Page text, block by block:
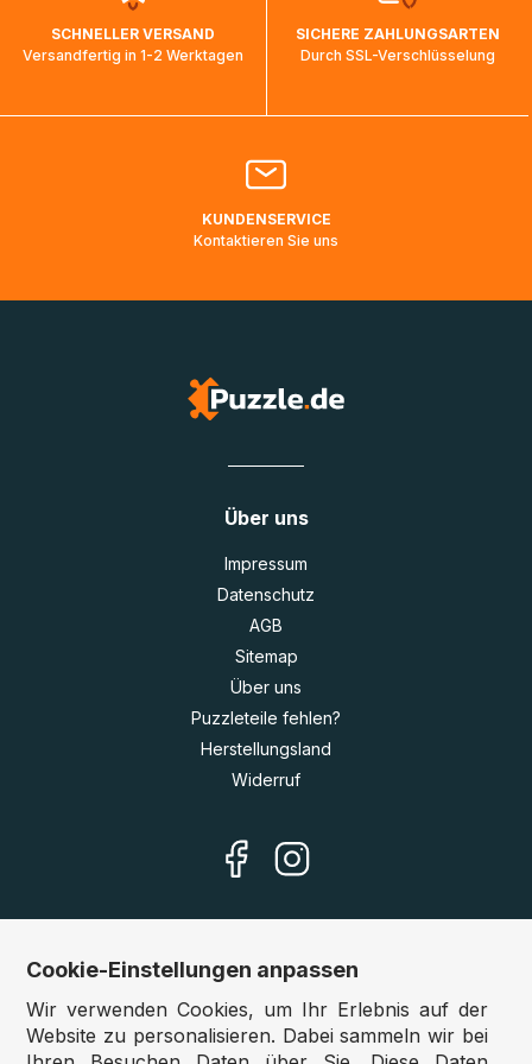
ankommen und von der dortigen Zustellorganisation weiter
bearbeitet werden.
Bitte kontaktieren Sie denKundenservicefalls Ihr Paket
Lieferadressen in Deutschland oder Europa mehrere Tage
SCHNELLER VERSAND
Versandfertig in 1-2 Werktagen
SICHERE ZAHLUNGSARTEN
Durch SSL-Verschlüsselung
KUNDENSERVICE
Kontaktieren Sie uns
Über uns
Impressum
Datenschutz
AGB
Sitemap
Über uns
Puzzleteile fehlen?
Herstellungsland
Widerruf
Unsere Shops
Deutschland:www.puzzle.de
Cookie-Einstellungen anpassen
Wir verwenden Cookies, um Ihr Erlebnis auf der
Website zu personalisieren. Dabei sammeln wir bei